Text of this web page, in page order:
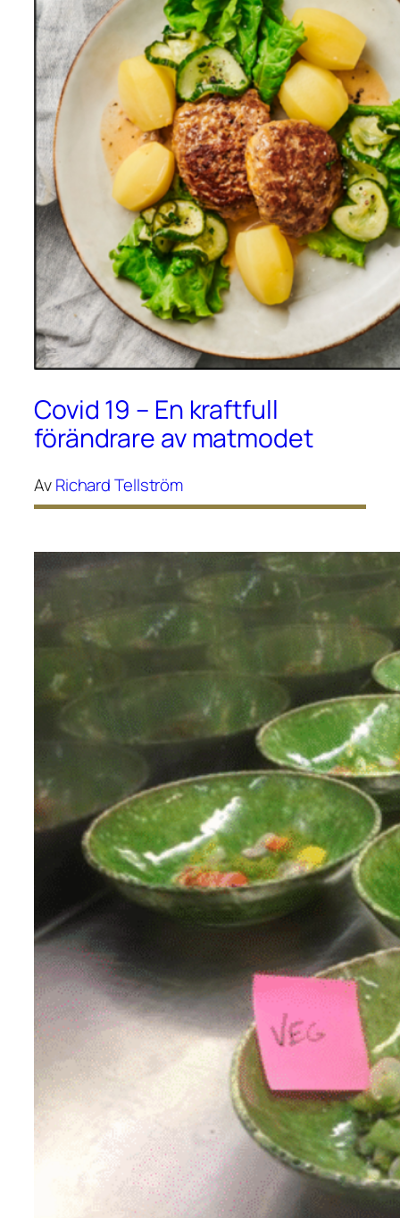
Covid 19 – En kraftfull
förändrare av matmodet
AvRichard Tellström